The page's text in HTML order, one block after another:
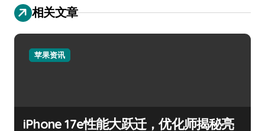
相关文章
苹果资讯
iPhone 17e性能大跃迁，优化师揭秘亮